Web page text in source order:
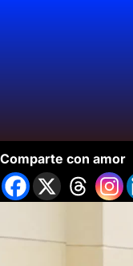
Comparte con amor